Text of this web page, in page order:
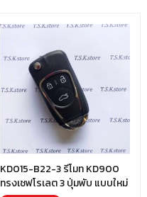
KD015-B22-3 รีโมท KD900
ทรงเชฟโรเลต 3 ปุ่มพับ แบบใหม่